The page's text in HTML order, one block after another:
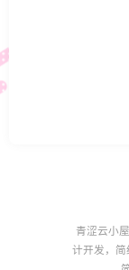
青涩云小
计开发，简